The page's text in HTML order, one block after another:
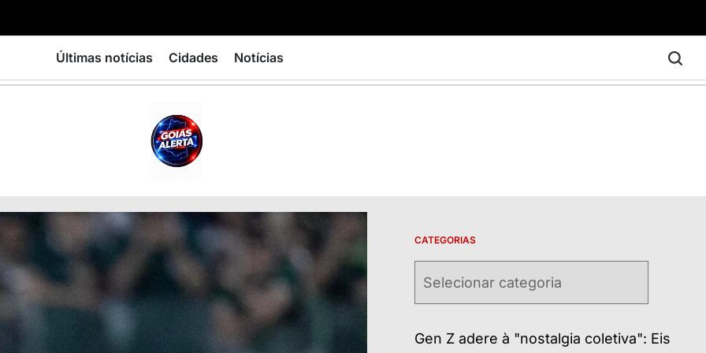
Últimas notícias Cidades Notícias
ALERTA
CATEGORIAS
Gen Z adere à "nostalgia coletiva": Eis